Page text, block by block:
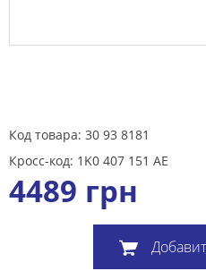
Код товара: 30 93 8181
Кросс-код: 1K0 407 151 AE
4489 грн